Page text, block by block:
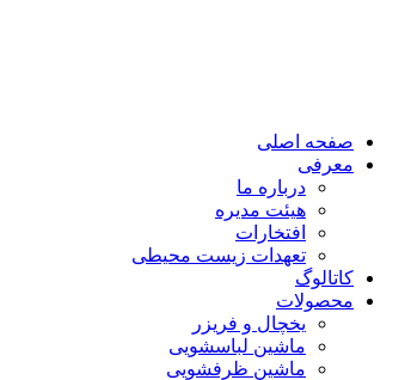
صفحه اصلی
معرفی
درباره ما
هیئت مدیره
افتخارات
تعهدات زیست محیطی
کاتالوگ
محصولات
یخچال و فریزر
ماشین لباسشویی
ماشین ظرفشویی